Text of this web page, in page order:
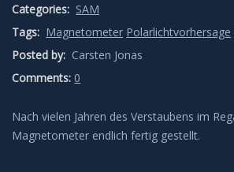
Grüner Blitz
Kondensstreifenschatten
Lichtsäulen
Categories: SAM
Tags: Magnetometer Polarlichtvorhersage
Posted by: Carsten Jonas
Comments: 0
Nach vielen Jahren des Verstaubens im
Magnetometer endlich fertig gestellt.